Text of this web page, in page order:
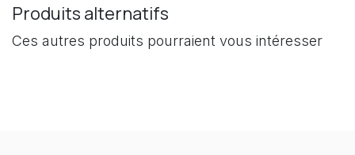
Produits alternatifs
Ces autres produits pourraient vous intéresser